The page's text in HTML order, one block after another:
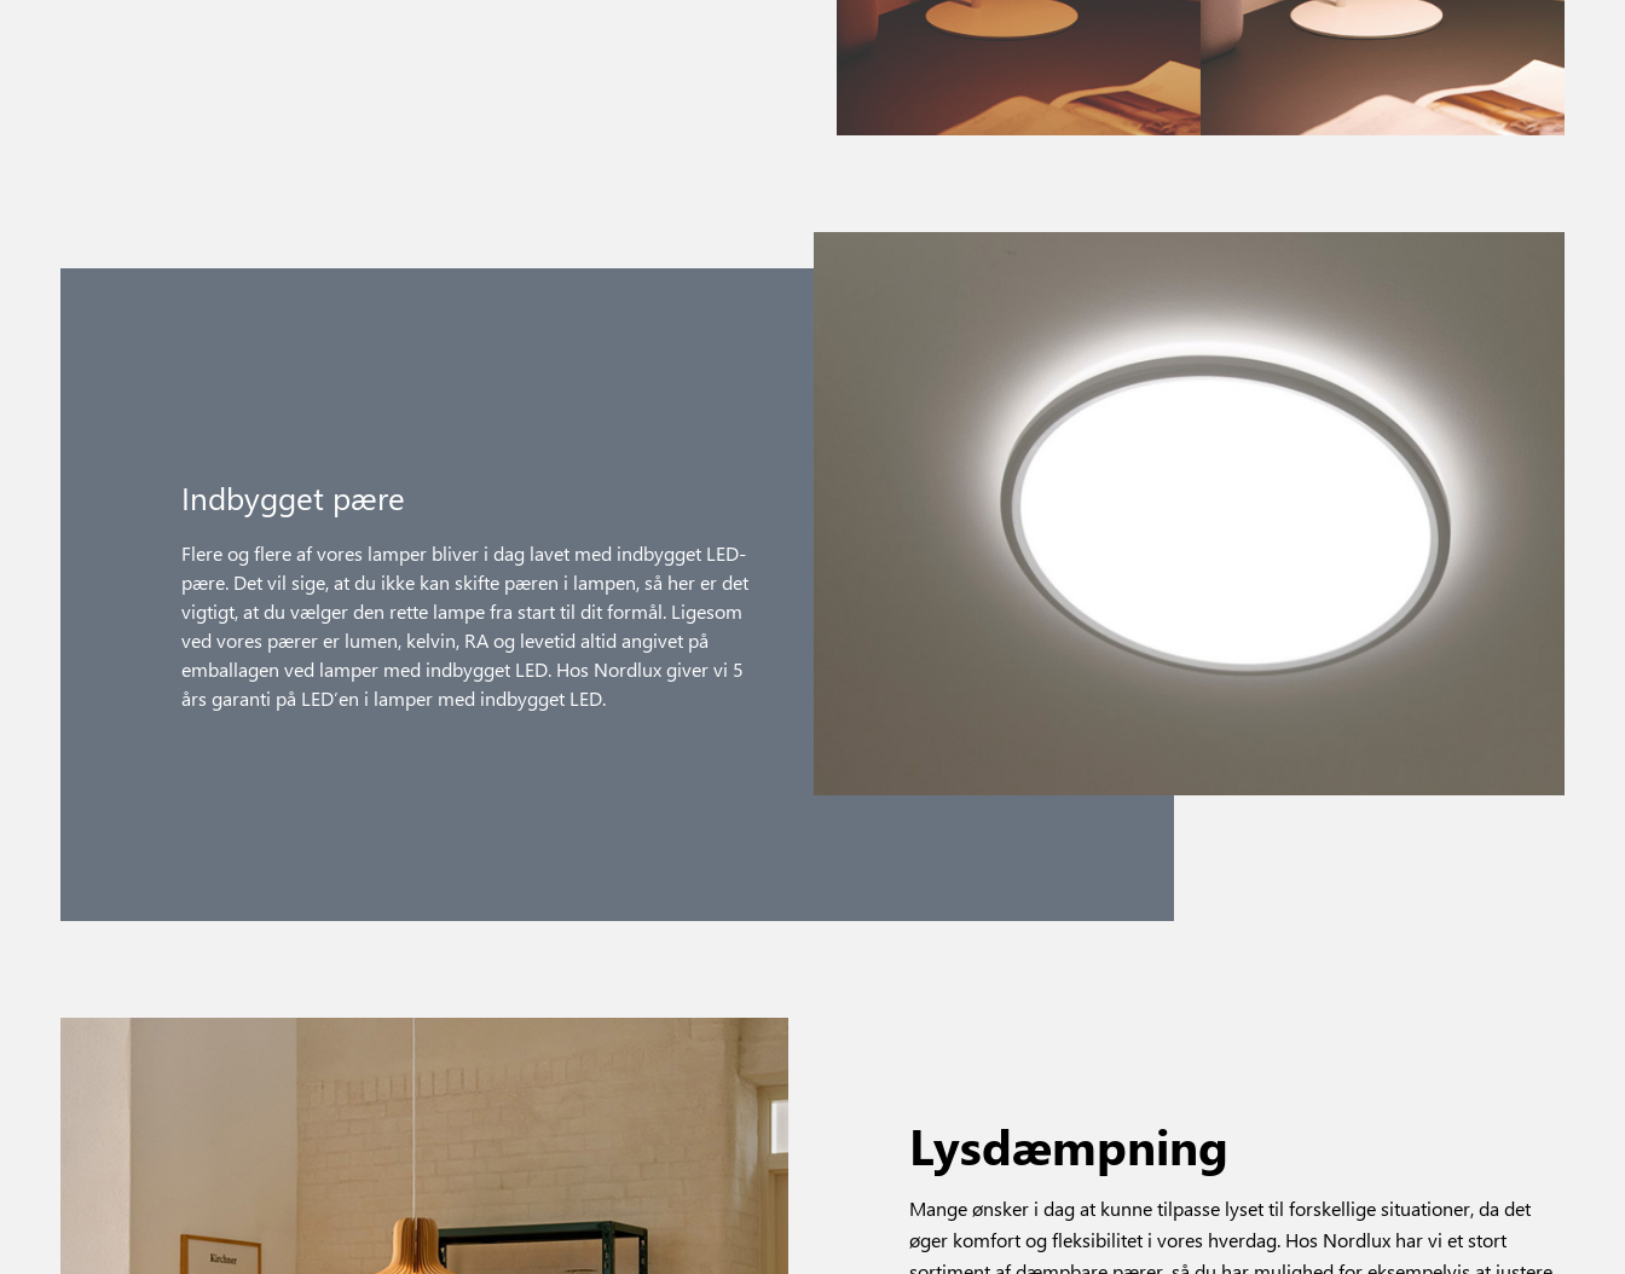
Indbygget pære
Flere og flere af vores lamper bliver i dag lavet med indbygget LED-
pære. Det vil sige, at du ikke kan skifte pæren i lampen, så her er det
vigtigt, at du vælger den rette lampe fra start til dit formål. Ligesom
ved vores pærer er lumen, kelvin, RA og levetid altid angivet på
emballagen ved lamper med indbygget LED. Hos Nordlux giver vi 5
års garanti på LED’en i lamper med indbygget LED.
Lysdæmpning
Mange ønsker i dag at kunne tilpasse lyset til forskellige situationer, da det
øger komfort og fleksibilitet i vores hverdag. Hos Nordlux har vi et stort